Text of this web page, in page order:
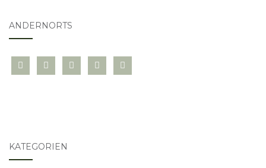
ANDERNORTS
bloglovininstagramtwitter pinterest
mail
KATEGORIEN